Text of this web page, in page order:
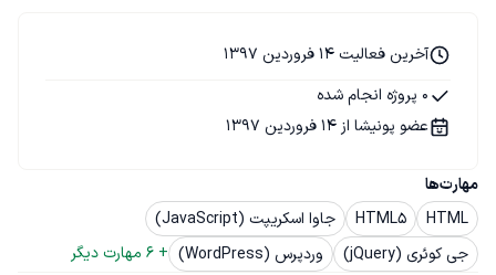
مهارت‌ها
HTML
HTML5
جاوا اسکریپت (JavaScript)
جی کوئری (jQuery)
وردپرس (WordPress) +
6 مهارت دیگر
آخرین فعالیت 14 فروردین 1397
0 پروژه انجام شده
عضو پونیشا از 14 فروردین 1397